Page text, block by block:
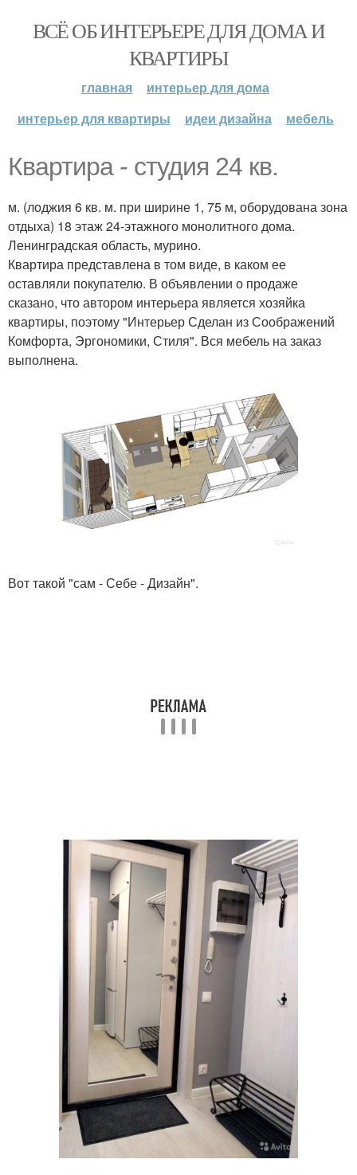
ВСЁ ОБ ИНТЕРЬЕРЕ ДЛЯ ДОМА И
КВАРТИРЫ
главная
интерьер для дома
интерьер для квартиры
идеи дизайна мебель
Квартира - студия 24 кв.
м. (лоджия 6 кв. м. при ширине 1, 75 м, оборудована зона
отдыха) 18 этаж 24-этажного монолитного дома.
Ленинградская область, мурино.
Квартира представлена в том виде, в каком ее
оставляли покупателю. В объявлении о продаже
сказано, что автором интерьера является хозяйка
квартиры, поэтому "Интерьер Сделан из Соображений
Комфорта, Эргономики, Стиля". Вся мебель на заказ
выполнена.
Вот такой "сам - Себе - Дизайн".